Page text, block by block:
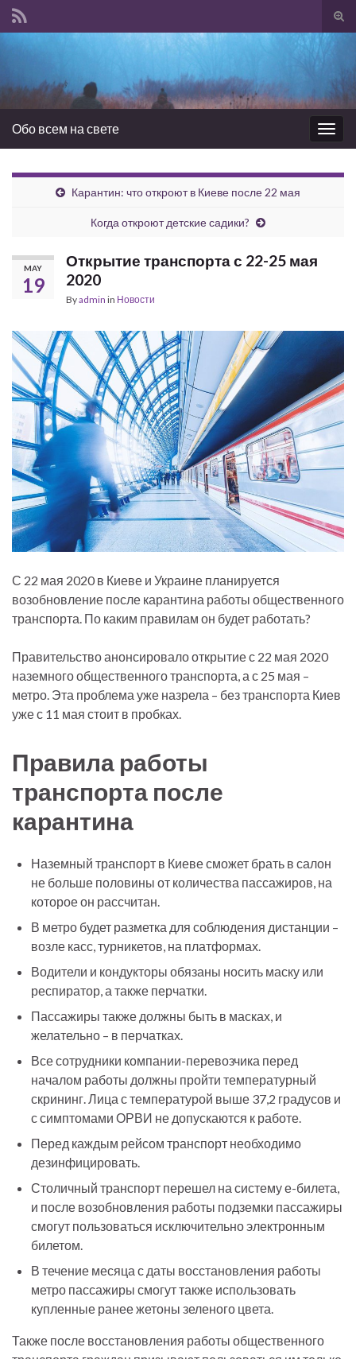
Обо всем на свете
Карантин: что откроют в Киеве после 22 мая
Когда откроют детские садики?
MAY
19
Открытие транспорта с 22-25 мая
2020
Byadmin in Новости
С 22 мая 2020 в Киеве и Украине планируется
возобновление после карантина работы общественного
транспорта. По каким правилам он будет работать?
Правительство анонсировало открытие с 22 мая 2020
наземного общественного транспорта, а с 25 мая –
метро. Эта проблема уже назрела – без транспорта Киев
уже с 11 мая стоит в пробках.
Правила работы
транспорта после
карантина
Наземный транспорт в Киеве сможет брать в салон
не больше половины от количества пассажиров, на
которое он рассчитан.
В метро будет разметка для соблюдения дистанции –
возле касс, турникетов, на платформах.
Водители и кондукторы обязаны носить маску или
респиратор, а также перчатки.
Пассажиры также должны быть в масках, и
желательно – в перчатках.
Все сотрудники компании-перевозчика перед
началом работы должны пройти температурный
скрининг. Лица с температурой выше 37,2 градусов и
с симптомами ОРВИ не допускаются к работе.
Перед каждым рейсом транспорт необходимо
дезинфицировать.
Столичный транспорт перешел на систему е-билета,
и после возобновления работы подземки пассажиры
смогут пользоваться исключительно электронным
билетом.
В течение месяца с даты восстановления работы
метро пассажиры смогут также использовать
купленные ранее жетоны зеленого цвета.
Также после восстановления работы общественного